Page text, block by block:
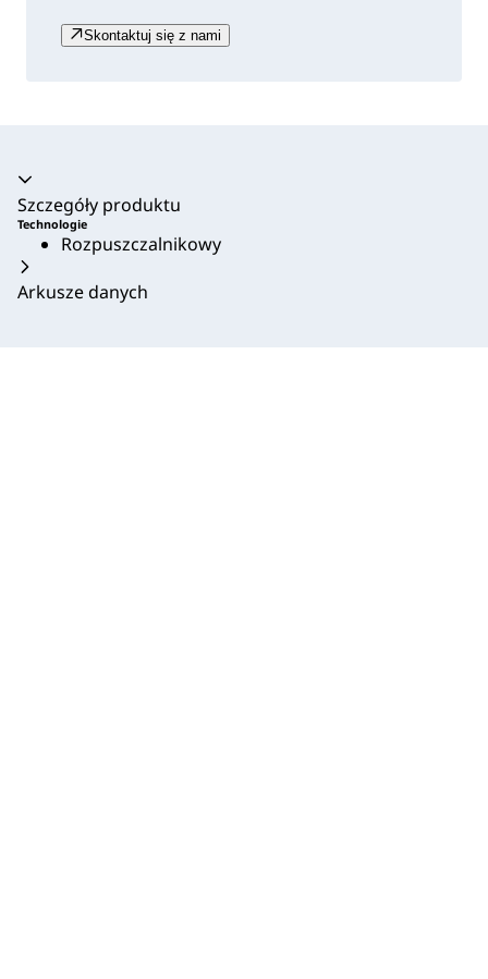
Skontaktuj się z nami
Akordeon zwinięty
Szczegóły produktu
Technologie
Rozpuszczalnikowy
Arkusze danych